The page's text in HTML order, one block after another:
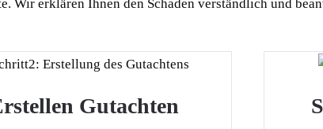
Wir erklären Ihnen den Schaden verständlich und
Gutachten